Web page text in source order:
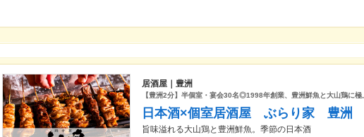
居酒屋｜豊洲
【豊洲2分】半個室・宴会30名◎1998年創業、豊洲鮮魚と大山鶏に極
日本酒×個室居酒屋 ぶらり家 豊洲
旨味溢れる大山鶏と豊洲鮮魚。季節の日本酒